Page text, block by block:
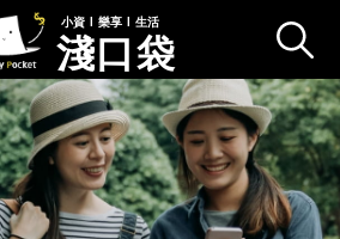
小資 l 樂享 l 生活
淺口袋